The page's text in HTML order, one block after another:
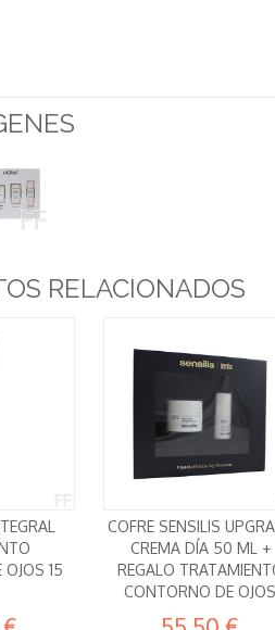
RELACIONADOS
15
COFRE SENSILIS
CREMA DÍA 50 ML +
REGALO
CONTORNO DE OJOS